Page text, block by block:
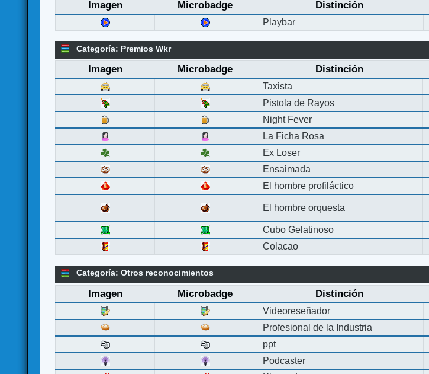
Imagen Microbadge Distinción
Playbar
Categoría: Premios Wkr
Imagen Microbadge Distinción
Taxista
Pistola de Rayos
Night Fever
La Ficha Rosa
Ex Loser
Ensaimada
El hombre profiláctico
El hombre orquesta
Cubo Gelatinoso
Colacao
Categoría: Otros reconocimientos
Imagen Microbadge Distinción
Videoreseñador
Profesional de la Industria
ppt
Podcaster